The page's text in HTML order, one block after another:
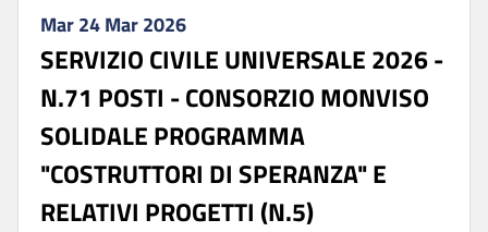
Mar 24 Mar 2026
SERVIZIO CIVILE UNIVERSALE 2026 -
N.71 POSTI - CONSORZIO MONVISO
SOLIDALE PROGRAMMA
"COSTRUTTORI DI SPERANZA" E
RELATIVI PROGETTI (N.5)